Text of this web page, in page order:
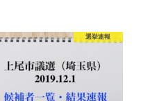
選挙速報